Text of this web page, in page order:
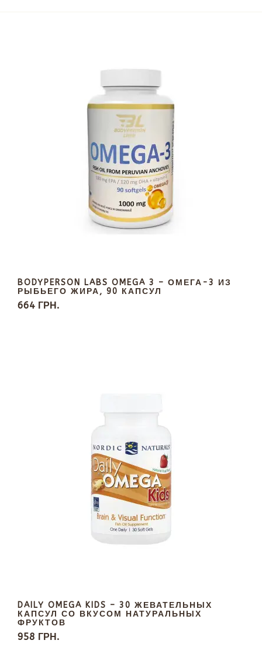
BODYPERSON LABS OMEGA 3 – ОМЕГА-3 ИЗ
РЫБЬЕГО ЖИРА, 90 КАПСУЛ
664 ГРН.
DAILY OMEGA KIDS – 30 ЖЕВАТЕЛЬНЫХ
КАПСУЛ СО ВКУСОМ НАТУРАЛЬНЫХ
ФРУКТОВ
958 ГРН.